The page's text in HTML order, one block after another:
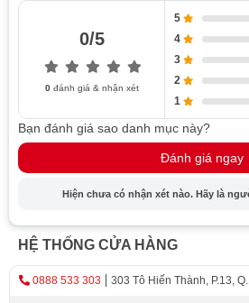
0/5
0đánh giá & nhận xét
5
4
3
2
1
Bạn đánh giá sao danh mục này?
Đánh giá ngay
Hiện chưa có nhận xét nào. Hãy là
HỆ THỐNG CỬA HÀNG
0888 533 303 303 Tô Hiến Thành, P.13,